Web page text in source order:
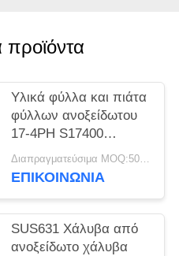
Υλικά φύλλα και πιάτα
φύλλων ανοξείδωτου
17-4PH S17400
SUS630
Διαπραγματεύσιμα MOQ:500 κλ
ΕΠΙΚΟΙΝΩΝΊΑ
SUS631 Χάλυβα από
ανοξείδωτο χάλυβα